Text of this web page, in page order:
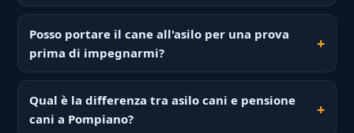
Posso portare il cane all'asilo per una prova
prima di impegnarmi?
Qual è la differenza tra asilo cani e pensione
cani a Pompiano?